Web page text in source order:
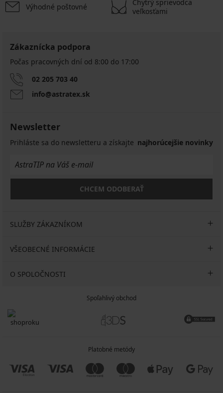
Výhodné poštovné
Chytrý sprievodca
veľkosťami
Zákaznícka podpora
Počas pracovných dní od 8:00 do 17:00
02 205 703 40
info@astratex.sk
Newsletter
Prihláste sa do newsletteru a získajte najhorúcejšie novinky
CHCEM ODOBERAŤ
SLUŽBY ZÁKAZNÍKOM
VŠEOBECNÉ INFORMÁCIE
O SPOLOČNOSTI
Spoľahlivý obchod
Platobné metódy